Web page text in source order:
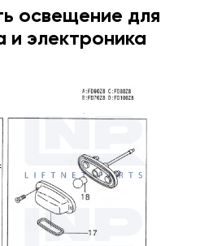
освещение для
и электроника